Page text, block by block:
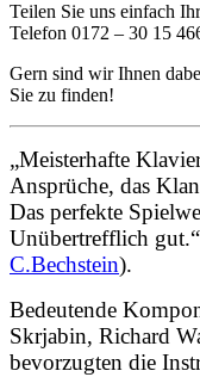
Teilen Sie uns einfach
Telefon 0172 – 30 15
Gern sind wir Ihnen
Sie zu finden!
„Meisterhafte
Ansprüche, das
Das perfekte
Unübertrefflich gut.“
C.Bechstein).
Bedeutende
Skrjabin, Richard
bevorzugten die